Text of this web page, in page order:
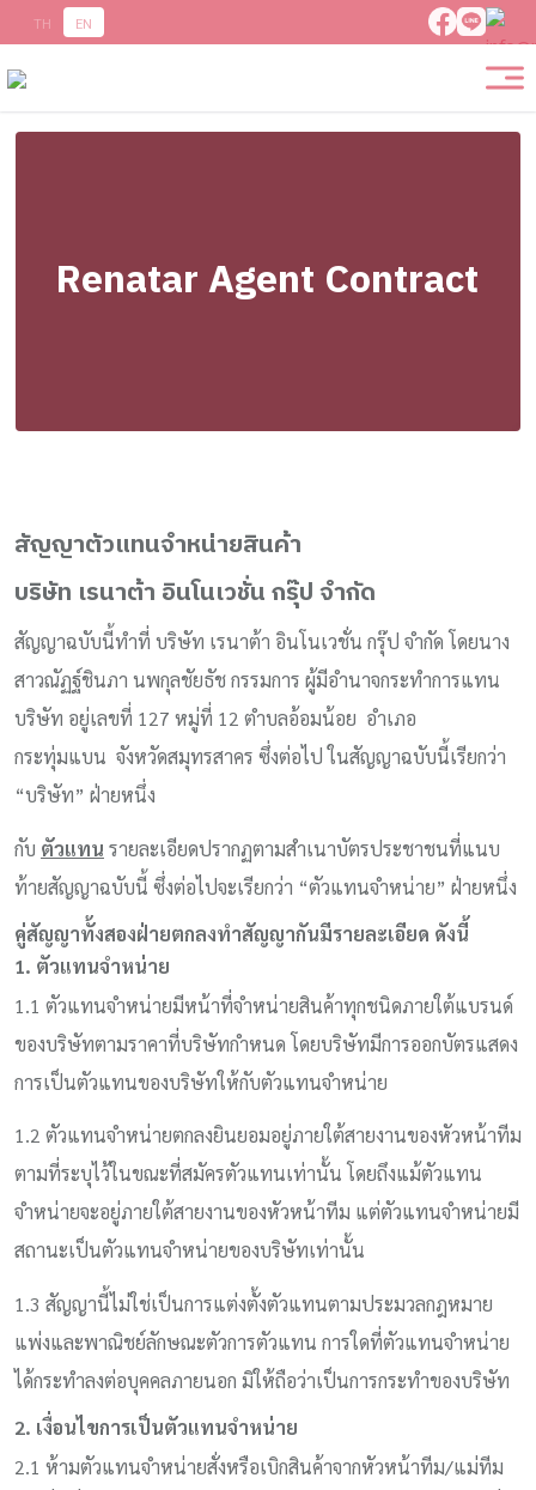
TH EN
Renatar Agent Contract
สัญญาตัวแทนจำหน่ายสินค้า
บริษัท เรนาต้า อินโนเวชั่น กรุ๊ป จำกัด
สัญญาฉบับนี้ทำที่ บริษัท เรนาต้า อินโนเวชั่น กรุ๊ป จำกัด โดยนาง
สาวณัฏฐ์ชินภา นพกุลชัยธัช กรรมการ ผู้มีอำนาจกระทำการแทน
บริษัท อยู่เลขที่ 127 หมู่ที่ 12 ตำบลอ้อมน้อย อำเภอ
กระทุ่มแบน จังหวัดสมุทรสาคร ซึ่งต่อไป ในสัญญาฉบับนี้เรียกว่า
“บริษัท” ฝ่ายหนึ่ง
กับ ตัวแทน รายละเอียดปรากฏตามสำเนาบัตรประชาชนที่แนบ
ท้ายสัญญาฉบับนี้ ซึ่งต่อไปจะเรียกว่า “ตัวแทนจำหน่าย” ฝ่ายหนึ่ง
คู่สัญญาทั้งสองฝ่ายตกลงทำสัญญากันมีรายละเอียด ดังนี้
1. ตัวแทนจำหน่าย
1.1 ตัวแทนจำหน่ายมีหน้าที่จำหน่ายสินค้าทุกชนิดภายใต้แบรนด์
ของบริษัทตามราคาที่บริษัทกำหนด โดยบริษัทมีการออกบัตรแสดง
การเป็นตัวแทนของบริษัทให้กับตัวแทนจำหน่าย
1.2 ตัวแทนจำหน่ายตกลงยินยอมอยู่ภายใต้สายงานของหัวหน้าทีม
ตามที่ระบุไว้ในขณะที่สมัครตัวแทนเท่านั้น โดยถึงแม้ตัวแทน
จำหน่ายจะอยู่ภายใต้สายงานของหัวหน้าทีม แต่ตัวแทนจำหน่ายมี
สถานะเป็นตัวแทนจำหน่ายของบริษัทเท่านั้น
1.3 สัญญานี้ไม่ใช่เป็นการแต่งตั้งตัวแทนตามประมวลกฎหมาย
แพ่งและพาณิชย์ลักษณะตัวการตัวแทน การใดที่ตัวแทนจำหน่าย
ได้กระทำลงต่อบุคคลภายนอก มิให้ถือว่าเป็นการกระทำของบริษัท
2. เงื่อนไขการเป็นตัวแทนจำหน่าย
2.1 ห้ามตัวแทนจำหน่ายสั่งหรือเบิกสินค้าจากหัวหน้าทีม/แม่ทีม